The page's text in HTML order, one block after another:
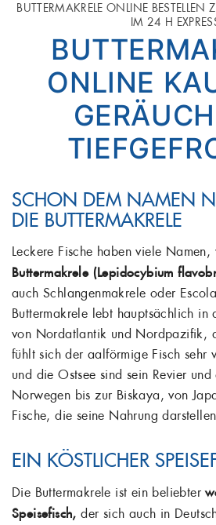
BUTTERMAKRELE ONLINE BESTELLEN
IM 24 H
ONLINE
SCHON DEM NAMEN
DIE BUTTERMAKRELE
Leckere Fische haben viele
Buttermakrele (Lepidocybium
auch Schlangenmakrele oder
Buttermakrele lebt hauptsächlich in
von Nordatlantik und Nordpazifik,
fühlt sich der aalförmige Fisch sehr
und die Ostsee sind sein Revier
Norwegen bis zur Biskaya, von
Fische, die seine Nahrung
EIN KÖSTLICHER
Die Buttermakrele ist ein beliebter
Speisefisch, der sich auch in